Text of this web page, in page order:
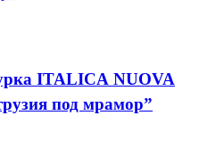
ITALICA NUOVA
под мрамор”